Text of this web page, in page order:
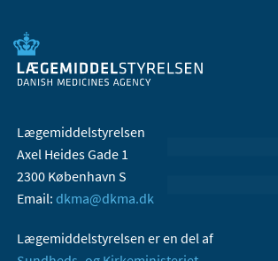
Lægemiddelstyrelsen
Axel Heides Gade 1
2300 København S
Email: dkma@dkma.dk
Lægemiddelstyrelsen er en del af